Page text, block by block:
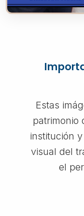
Estas
patrimonio
institución
visual del
el